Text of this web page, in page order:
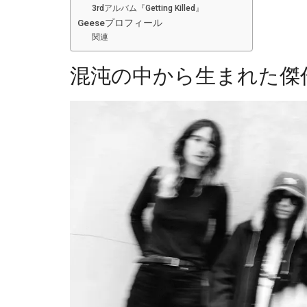
3rdアルバム『Getting Killed』
Geeseプロフィール
関連
混沌の中から生まれた傑